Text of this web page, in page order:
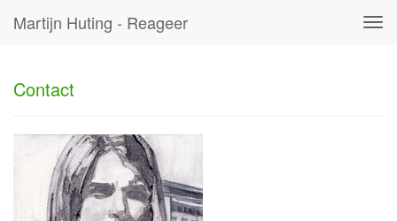
Martijn Huting - Reageer
Contact